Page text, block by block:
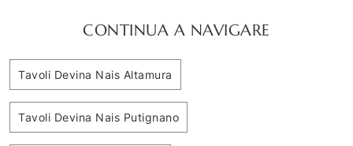
CONTINUA A NAVIGARE
Tavoli Devina Nais Altamura
Tavoli Devina Nais Putignano